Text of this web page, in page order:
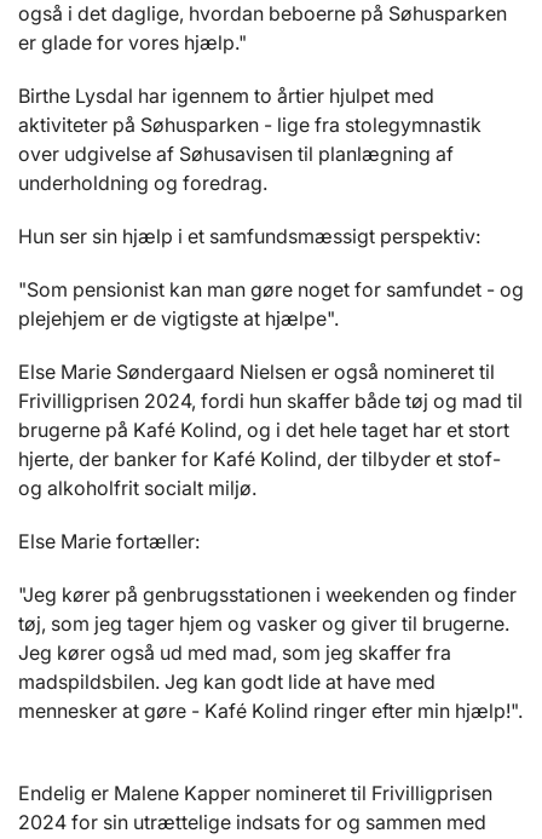
også i det daglige, hvordan beboerne på Søhusparken
er glade for vores hjælp."
Birthe Lysdal har igennem to årtier hjulpet med
aktiviteter på Søhusparken - lige fra stolegymnastik
over udgivelse af Søhusavisen til planlægning af
underholdning og foredrag.
Hun ser sin hjælp i et samfundsmæssigt perspektiv:
"Som pensionist kan man gøre noget for samfundet - og
plejehjem er de vigtigste at hjælpe".
Else Marie Søndergaard Nielsen er også nomineret til
Frivilligprisen 2024, fordi hun skaffer både tøj og mad til
brugerne på Kafé Kolind, og i det hele taget har et stort
hjerte, der banker for Kafé Kolind, der tilbyder et stof-
og alkoholfrit socialt miljø.
Else Marie fortæller:
"Jeg kører på genbrugsstationen i weekenden og finder
tøj, som jeg tager hjem og vasker og giver til brugerne.
Jeg kører også ud med mad, som jeg skaffer fra
madspildsbilen. Jeg kan godt lide at have med
mennesker at gøre - Kafé Kolind ringer efter min hjælp!".
Endelig er Malene Kapper nomineret til Frivilligprisen
2024 for sin utrættelige indsats for og sammen med